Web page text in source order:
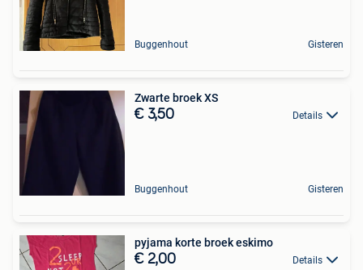
Buggenhout Gisteren
Zwarte broek XS
€ 3,50 Details
Buggenhout Gisteren
pyjama korte broek eskimo
€ 2,00 Details